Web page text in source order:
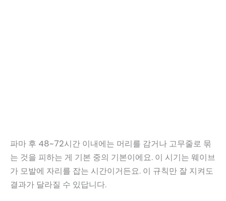
파마 후 48~72시간 이내에는 머리를 감거나 고무줄로 묶
는 것을 피하는 게 기본 중의 기본이에요. 이 시기는 웨이브
가 모발에 자리를 잡는 시간이거든요. 이 규칙만 잘 지켜도
결과가 달라질 수 있답니다.